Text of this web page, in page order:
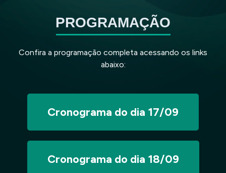
PROGRAMAÇÃO
Confira a programação completa acessando os links
abaixo:
Cronograma do dia 17/09
Cronograma do dia 18/09